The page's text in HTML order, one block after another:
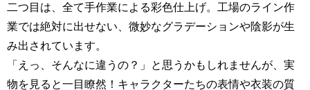
二つ目は、全て手作業による彩色仕上げ。工場のライン作
業では絶対に出せない、微妙なグラデーションや陰影が生
み出されています。
「えっ、そんなに違うの？」と思うかもしれませんが、実
物を見ると一目瞭然！キャラクターたちの表情や衣装の質